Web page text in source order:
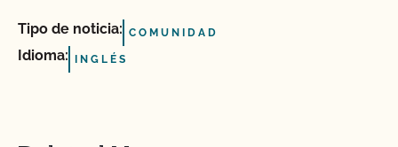
Tipo de noticia: COMUNIDAD
Idioma: INGLÉS